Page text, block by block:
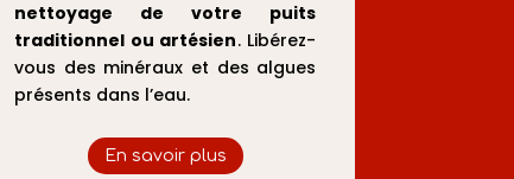
nettoyage de votre puits
traditionnel ou artésien. Libérez-
vous des minéraux et des algues
présents dans l’eau.
En savoir plus